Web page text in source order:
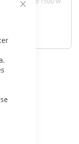
VER DETALLE